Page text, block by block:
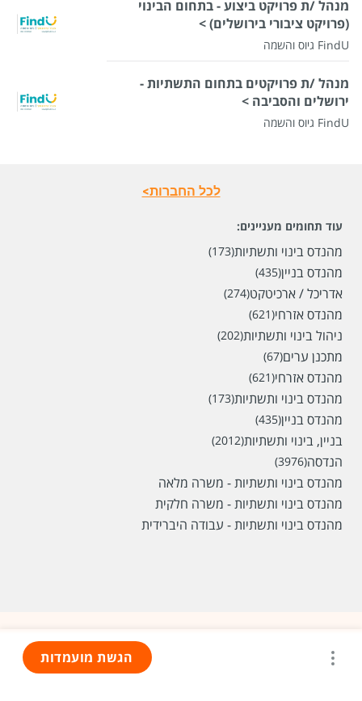
מנהל /ת פרויקט ביצוע - בתחום הבינוי
(פרויקט ציבורי בירושלים) >
FindU גיוס והשמה
מנהל /ת פרויקטים בתחום התשתיות -
ירושלים והסביבה >
FindU גיוס והשמה
לכל החברות>
עוד תחומים מעניינים:
מהנדס בינוי ותשתיות(173)
מהנדס בניין(435)
אדריכל / ארכיטקט(274)
מהנדס אזרחי(621)
ניהול בינוי ותשתיות(202)
מתכנן ערים(67)
מהנדס אזרחי(621)
מהנדס בינוי ותשתיות(173)
מהנדס בניין(435)
בניין, בינוי ותשתיות(2012)
הנדסה(3976)
מהנדס בינוי ותשתיות - משרה מלאה
מהנדס בינוי ותשתיות - משרה חלקית
מהנדס בינוי ותשתיות - עבודה היברידית
הגשת מועמדות